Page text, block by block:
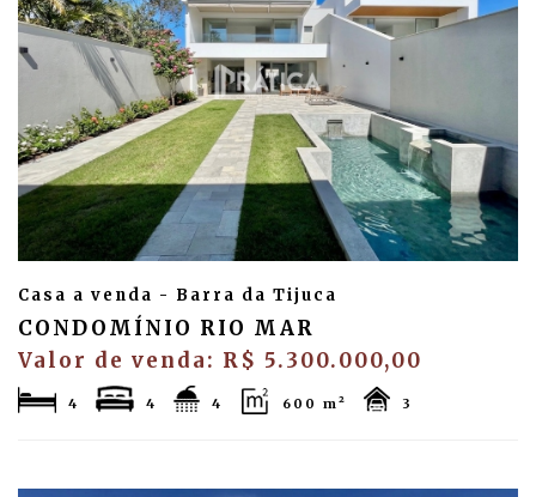
Casa a venda - Barra da Tijuca
CONDOMÍNIO RIO MAR
Valor de venda: R$ 5.300.000,00
4 4 4 600 m² 3